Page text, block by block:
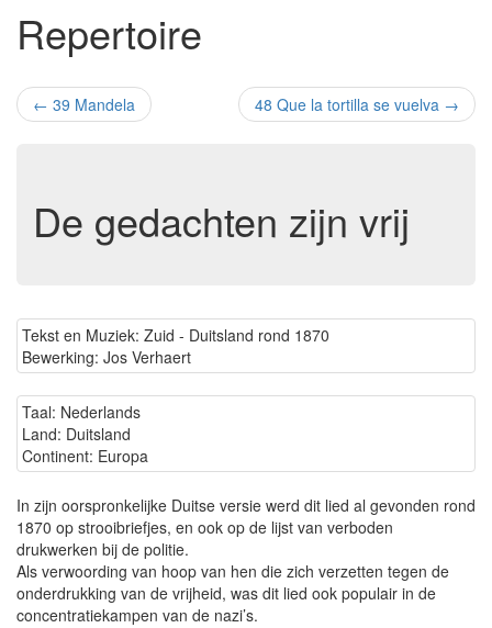
Repertoire
← 39 Mandela 48 Que la tortilla se vuelva →
De gedachten zijn vrij
Tekst en Muziek: Zuid - Duitsland rond 1870
Bewerking: Jos Verhaert
Taal: Nederlands
Land: Duitsland
Continent: Europa
In zijn oorspronkelijke Duitse versie werd dit lied al gevonden rond
1870 op strooibriefjes, en ook op de lijst van verboden
drukwerken bij de politie.
Als verwoording van hoop van hen die zich verzetten tegen de
onderdrukking van de vrijheid, was dit lied ook populair in de
concentratiekampen van de nazi’s.